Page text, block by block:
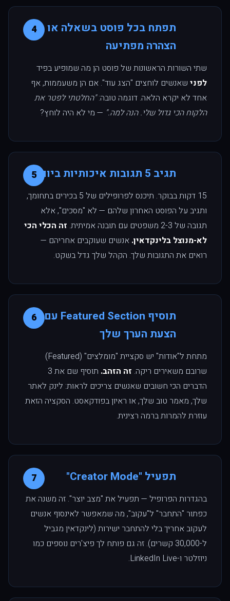
4
תפתח בכל פוסט בשאלה או
הצהרה מפתיעה
שתי השורות הראשונות של פוסט הן מה שמופיע בפיד
לפני שאנשים לוחצים "הצג עוד". אם הן משעממות, אף
אחד לא יקרא הלאה. דוגמה טובה:"החלטתי לפטר את
הלקוח הכי גדול שלי. הנה למה." — מי לא היה לוחץ?
5 תגיב 5 תגובות איכותיות ביום
15 דקות בבוקר. תיכנס לפרופילים של 5 בכירים בתחומך,
ותגיב על הפוסט האחרון שלהם — לא "מסכים", אלא
תגובה של 2-3 משפטים עם תובנה אמיתית.
זה הכלי הכי
לא-מנוצל בלינקדאין. אנשים שעוקבים אחריהם —
רואים את התגובות שלך. הקהל שלך גדל בשקט.
6 תוסיף Featured Section עם
הצעת הערך שלך
מתחת ל"אודות" יש סקציית "מומלצים" (Featured)
שרובם משאירים ריקה. זה הזהב.
תוסיף שם את 3
הדברים הכי חשובים שאנשים צריכים לראות: לינק לאתר
שלך, מאמר טוב שלך, או ראיון בפודקאסט. הסקציה הזאת
עוזרת להמרות ברמה רצינית.
7 תפעיל "Creator Mode"
בהגדרות הפרופיל — תפעיל את "מצב יוצר". זה משנה את
כפתור "התחבר" ל"עקוב", מה שמאפשר לאינסוף אנשים
לעקוב אחריך בלי להתחבר ישירות (לינקדאין מגביל
ל-30,000 קשרים). זה גם פותח לך פיצ'רים נוספים כמו
ניוזלטר ו-LinkedIn Live.